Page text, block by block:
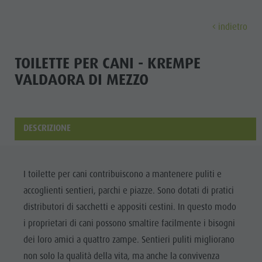
MALGHE &
RIFUGI
Artigianato
artistico
Artigiani &
Fornitori di
servizi
Malghe & Rifugi
Plan de Corones
Sostenibilitá, naturalmente
A-Z Guida
Artigianato artistico
Artigiani & Fornitori di servizi
Attrazioni
MTB - Bici
Passeggiate
Bike Mike
ESTATE INVERNO
Arrampicare
Guest Pass Plan de Corones
Prenota vacanza
Vacanze senza barriere
Vacanza con cane
Come arrivare
Contatto
Imposta di soggiorno
Famiglia & bambini
Must Do | Estate
Kids Area
Kids Area | Estate
Maxiscivolo
Mondo bimbi
Tiro con l'arco
indietro
TOILETTE PER CANI - KREMPE
VALDAORA DI MEZZO
DESCRIZIONE
I toilette per cani contribuiscono a mantenere puliti e
accoglienti sentieri, parchi e piazze. Sono dotati di pratici
distributori di sacchetti e appositi cestini. In questo modo
i proprietari di cani possono smaltire facilmente i bisogni
dei loro amici a quattro zampe. Sentieri puliti migliorano
non solo la qualità della vita, ma anche la convivenza